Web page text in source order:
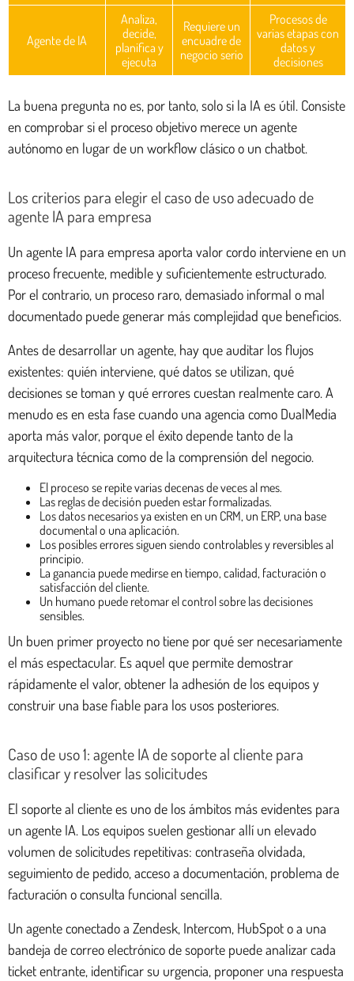
Agente de IA
Analiza,
decide,
planifica y
ejecuta
Requiere un
encuadre de
negocio serio
Procesos de
varias etapas con
datos y
decisiones
La buena pregunta no es, por tanto, solo si la IA es útil. Consiste
en comprobar si el proceso objetivo merece un agente
autónomo en lugar de un workflow clásico o un chatbot.
Los criterios para elegir el caso de uso adecuado de
agente IA para empresa
Un agente IA para empresa aporta valor cordo interviene en un
proceso frecuente, medible y suficientemente estructurado.
Por el contrario, un proceso raro, demasiado informal o mal
documentado puede generar más complejidad que beneficios.
Antes de desarrollar un agente, hay que auditar los flujos
existentes: quién interviene, qué datos se utilizan, qué
decisiones se toman y qué errores cuestan realmente caro. A
menudo es en esta fase cuando una agencia como DualMedia
aporta más valor, porque el éxito depende tanto de la
arquitectura técnica como de la comprensión del negocio.
El proceso se repite varias decenas de veces al mes.
Las reglas de decisión pueden estar formalizadas.
Los datos necesarios ya existen en un CRM, un ERP, una base
documental o una aplicación.
Los posibles errores siguen siendo controlables y reversibles al
principio.
La ganancia puede medirse en tiempo, calidad, facturación o
satisfacción del cliente.
Un humano puede retomar el control sobre las decisiones
sensibles.
Un buen primer proyecto no tiene por qué ser necesariamente
el más espectacular. Es aquel que permite demostrar
rápidamente el valor, obtener la adhesión de los equipos y
construir una base fiable para los usos posteriores.
Caso de uso 1: agente IA de soporte al cliente para
clasificar y resolver las solicitudes
El soporte al cliente es uno de los ámbitos más evidentes para
un agente IA. Los equipos suelen gestionar allí un elevado
volumen de solicitudes repetitivas: contraseña olvidada,
seguimiento de pedido, acceso a documentación, problema de
facturación o consulta funcional sencilla.
Un agente conectado a Zendesk, Intercom, HubSpot o a una
bandeja de correo electrónico de soporte puede analizar cada
ticket entrante, identificar su urgencia, proponer una respuesta